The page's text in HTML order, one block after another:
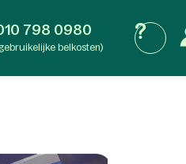
798 0980
belkosten)